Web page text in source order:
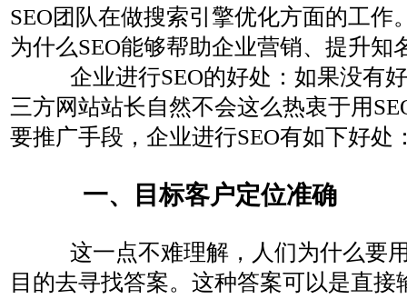
SEO团队在做搜索引擎优化方面的工作
为什么SEO能够帮助企业营销、提升知
企业进行SEO的好处： 如果没有
三方网站站长自然不会这么热衷于用
要推广手段，企业进行SEO有如下好处
一、目标客户定位准确
这一点不难理解，人们为什么要
目的去寻找答案。这种答案可以是直接